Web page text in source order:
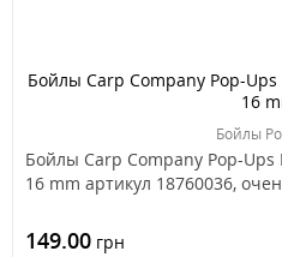
Бойлы Carp Company Pop-
16
Бойлы
Бойлы Carp Company Pop-
16 mm артикул 18760036,
149.00 грн